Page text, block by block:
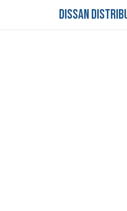
DISSAN